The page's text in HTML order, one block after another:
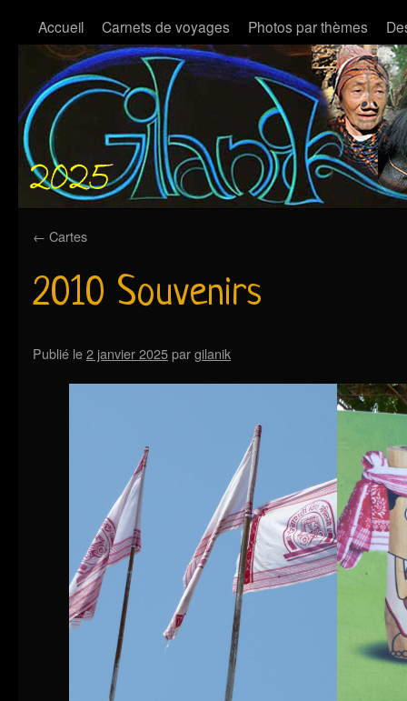
Accueil Carnets de voyages Photos par thèmes
← Cartes
2010 Souvenirs
Publié le2 janvier 2025pargilanik